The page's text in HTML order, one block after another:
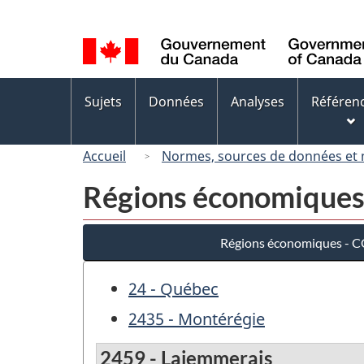
de
la
langue
des
Sujets Données Analyses
Accueil Normes, sources de données et
Régions
Régions économiques -
24 - Québec
2435 - Montérégie
2459 - Lajemmerais